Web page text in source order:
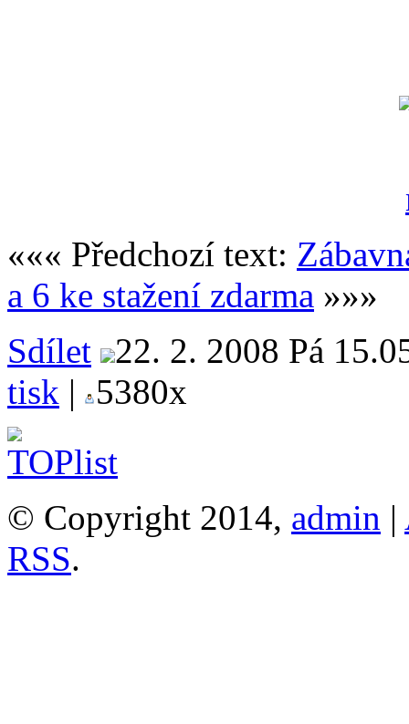
««« Předchozí text:
a 6 ke stažení zdarma »»»
Sdílet
22. 2. 2008 Pá
tisk | 5380x
© Copyright 2014, admin |
RSS.